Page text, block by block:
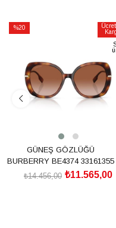
%20
GÜNEŞ GÖZLÜĞÜ
BURBERRY BE4374 33161355
₺11.565,00
₺14.456,00